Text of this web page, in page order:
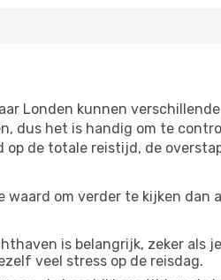
Londen kunnen
dus het is handig om te
de totale reistijd, de
om verder te kijken
is belangrijk, zeker als
veel stress op de reisdag.